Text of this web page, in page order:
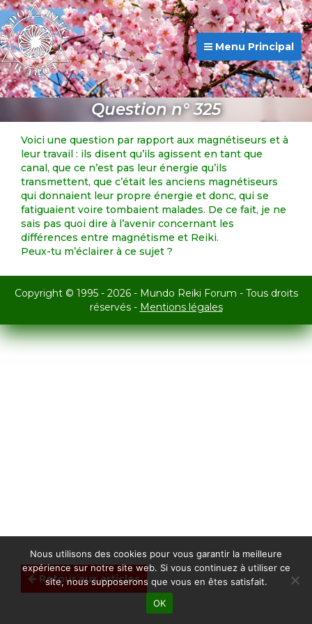
Menu Principal
Question n° 325
Retour aux articles
Voici une question par rapport aux magnétiseurs et à
leur travail : ils disent qu’ils agissent en tant que
canal, que ce n’est pas leur énergie qu’ils
transmettent, que c’était les anciens magnétiseurs
qui donnaient leur propre énergie et donc, qui se
fatiguaient voire tombaient malades. De ce fait, je ne
sais pas quoi dire à l’avenir concernant les
différences entre magnétisme et Reiki.
Peux-tu m’éclairer à ce sujet ?
Copyright © 1995 - 2026 - Mundo Reiki Forum - Tous droits
réservés - Mentions légales
Nous utilisons des cookies pour vous garantir la meilleure
expérience sur notre site web. Si vous continuez à utiliser ce
site, nous supposerons que vous en êtes satisfait.
OK